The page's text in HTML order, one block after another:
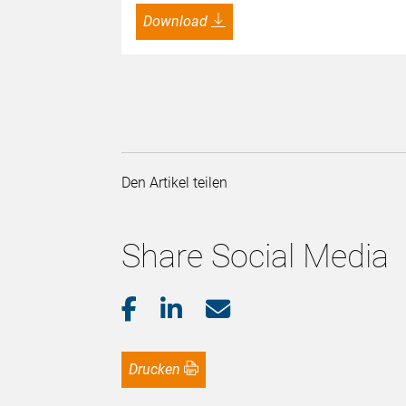
Download
Den Artikel teilen
Share Social Media
Drucken